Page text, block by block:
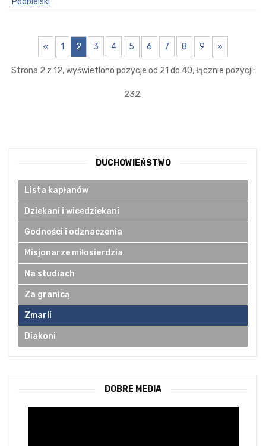
« 1 2 3 4 5 6 7 8 9 »
Strona 2 z 12, wyświetlono pozycje od 21 do 40, łącznie pozycji:
232.
DUCHOWIEŃSTWO
Lista kapłanów
Dziekani i wicedziekani
Godności i odznaczenia
Misjonarze miłosierdzia
Na studiach
Za granicą
Zmarli
Diakoni
DOBRE MEDIA